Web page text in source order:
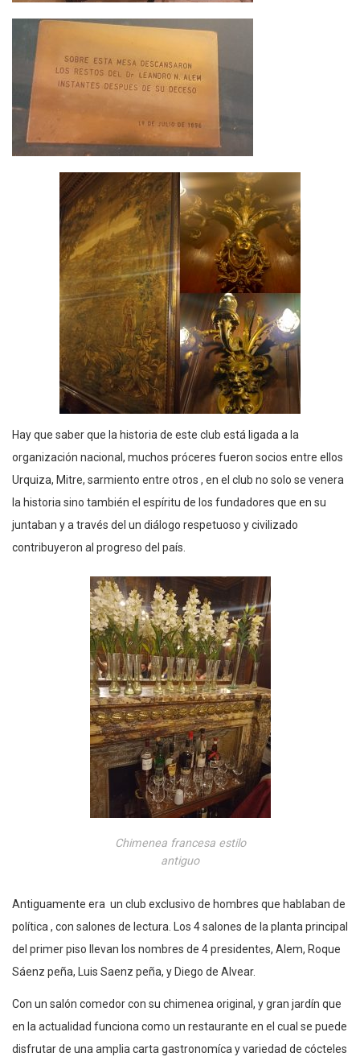
Hay que saber que la historia de este club está ligada a la
organización nacional, muchos próceres fueron socios entre ellos
Urquiza, Mitre, sarmiento entre otros , en el club no solo se venera
la historia sino también el espíritu de los fundadores que en su
juntaban y a través del un diálogo respetuoso y civilizado
contribuyeron al progreso del país.
Chimenea francesa estilo
antiguo
Antiguamente era un club exclusivo de hombres que hablaban de
política , con salones de lectura. Los 4 salones de la planta principal
del primer piso llevan los nombres de 4 presidentes, Alem, Roque
Sáenz peña, Luis Saenz peña, y Diego de Alvear.
Con un salón comedor con su chimenea original, y gran jardín que
en la actualidad funciona como un restaurante en el cual se puede
disfrutar de una amplia carta gastronomíca y variedad de cócteles